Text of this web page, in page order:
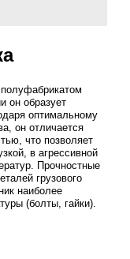
он образует
оптимальному
он отличается
что позволяет
в агрессивной
Прочностные
грузового
наиболее
(болты, гайки).